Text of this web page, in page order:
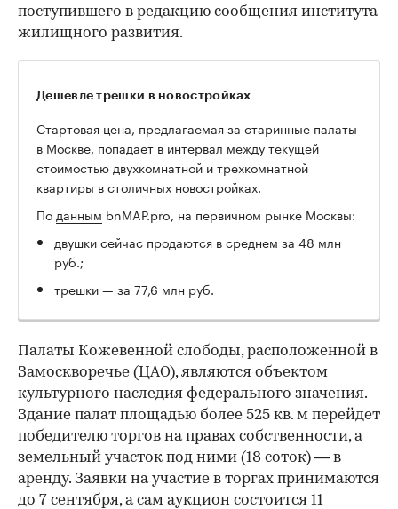
поступившего в редакцию сообщения института
жилищного развития.
Дешевле трешки в новостройках
Стартовая цена, предлагаемая за старинные палаты
в Москве, попадает в интервал между текущей
стоимостью двухкомнатной и трехкомнатной
квартиры в столичных новостройках.
По данным bnMAP.pro, на первичном рынке Москвы:
двушки сейчас продаются в среднем за 48 млн
руб.;
трешки — за 77,6 млн руб.
Палаты Кожевенной слободы, расположенной в
Замоскворечье (ЦАО), являются объектом
культурного наследия федерального значения.
Здание палат площадью более 525 кв. м перейдет
победителю торгов на правах собственности, а
земельный участок под ними (18 соток) — в
аренду. Заявки на участие в торгах принимаются
до 7 сентября, а сам аукцион состоится 11